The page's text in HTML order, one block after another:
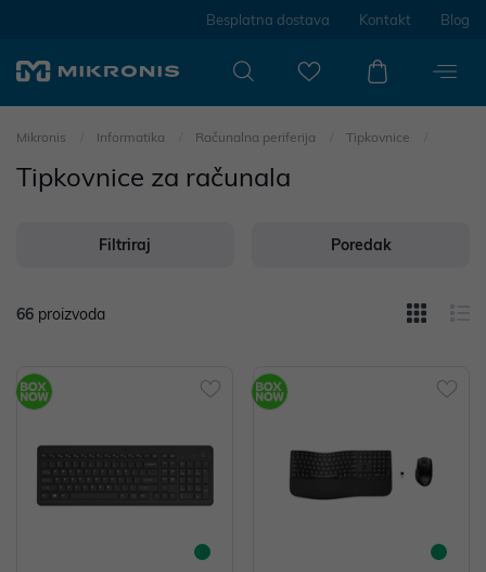
Besplatna dostava Kontakt Blog
Mikronis Informatika Računalna periferija Tipkovnice
Tipkovnice za računala
Filtriraj Poredak
66 proizvoda